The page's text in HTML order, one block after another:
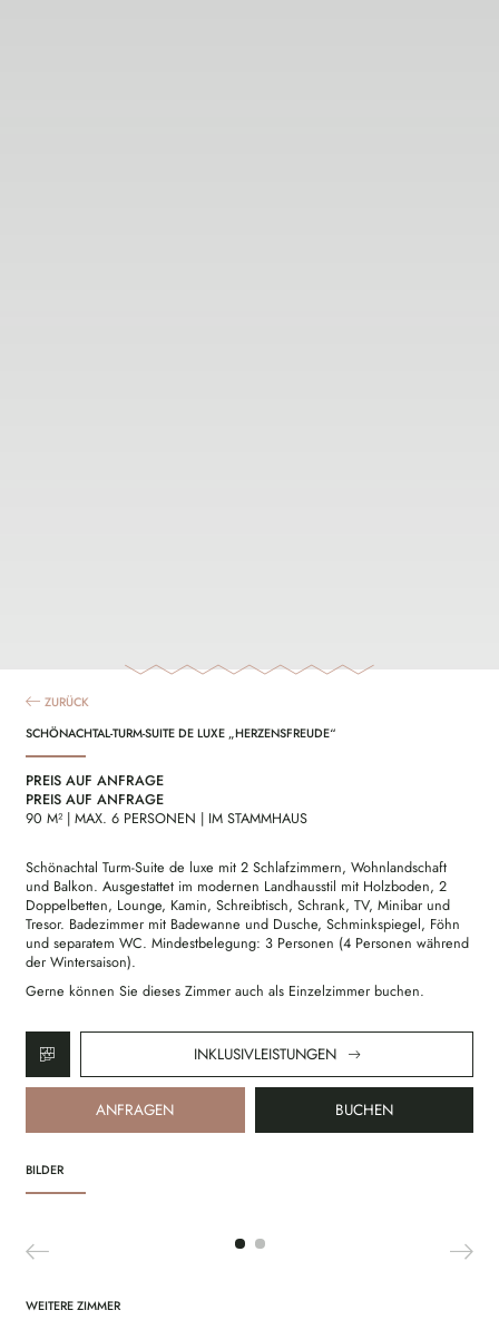
ZURÜCK
SCHÖNACHTAL-TURM-SUITE DE LUXE „HERZENSFREUDE“
PREIS AUF ANFRAGE
PREIS AUF ANFRAGE
90 M² | MAX. 6 PERSONEN | IM STAMMHAUS
Schönachtal Turm-Suite de luxe mit 2 Schlafzimmern, Wohnlandschaft
und Balkon. Ausgestattet im modernen Landhausstil mit Holzboden, 2
Doppelbetten, Lounge, Kamin, Schreibtisch, Schrank, TV, Minibar und
Tresor. Badezimmer mit Badewanne und Dusche, Schminkspiegel, Föhn
und separatem WC. Mindestbelegung: 3 Personen (4 Personen während
der Wintersaison).
Gerne können Sie dieses Zimmer auch als Einzelzimmer buchen.
INKLUSIVLEISTUNGEN
ANFRAGEN BUCHEN
BILDER
WEITERE ZIMMER